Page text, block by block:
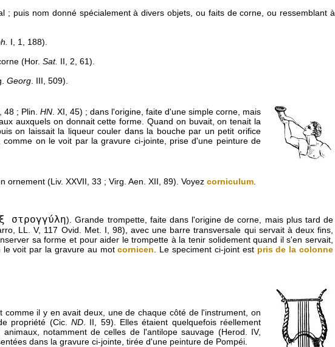
; puis nom donné spécialement à divers objets, ou faits de corne, ou ressemblant à
I, 1, 188).
(Hor. Sat. II, 2, 61).
Georg . III, 509).
48 ; Plin. HN . XI, 45) ; dans l'origine, faite d'une simple corne, mais
auxquels on donnait cette forme. Quand on buvait, on tenait la
on laissait la liqueur couler dans la bouche par un petit orifice
comme on le voit par la gravure ci-jointe, prise d'une peinture de
ornement (Liv. XXVII, 33 ; Virg. Aen. XII, 89). Voyez corniculum
στρογγύλη). Grande trompette, faite dans l'origine de corne, mais plus tard de
LL. V, 117 Ovid. Met. I, 98), avec une barre transversale qui servait à deux fins,
sa forme et pour aider le trompette à la tenir solidement quand il s'en servait,
le voit par la gravure au motcornicen . Le speciment ci-joint est pris de la colonne
comme il y en avait deux, une de chaque côté de l'instrument, on
propriété (Cic. ND . II, 59). Elles étaient quelquefois réellement
notamment de celles de l'antilope sauvage (Herod. IV,
dans la gravure ci-jointe, tirée d'une peinture de Pompéi.